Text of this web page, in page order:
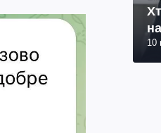
10